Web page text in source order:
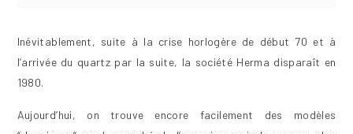
Inévitablement, suite à la crise horlogère de début 70 et à
l’arrivée du quartz par la suite, la société Herma disparaît en
1980.
Aujourd’hui, on trouve encore facilement des modèles